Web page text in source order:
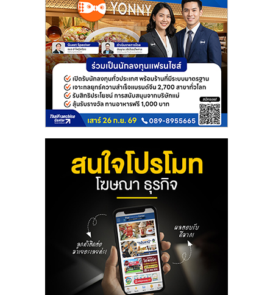
ไชส์
ขาย
หน้า
บ้าน
ลงทุน